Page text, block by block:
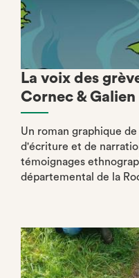
La voix des
Cornec & Galien
Un roman graphique
d'écriture et de
témoignages
départemental de la